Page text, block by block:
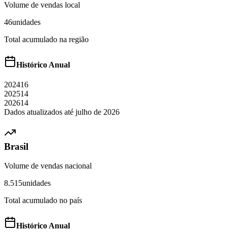
Volume de vendas local
46unidades
Total acumulado na região
Histórico Anual
202416
202514
202614
Dados atualizados até julho de 2026
Brasil
Volume de vendas nacional
8.515unidades
Total acumulado no país
Histórico Anual